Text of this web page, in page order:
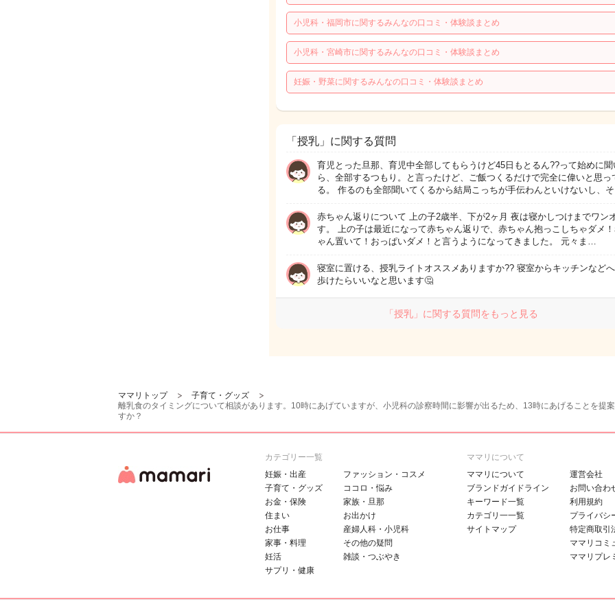
小児科・福岡市に関するみんなの口コミ・体験談まとめ
小児科・宮崎市に関するみんなの口コミ・体験談まとめ
妊娠・野菜に関するみんなの口コミ・体験談まとめ
「授乳」に関する質問
育児とった旦那、育児中全部してもらうけど45日もとるん??って始めに聞
ら、全部するつもり。と言ったけど、ご飯つくるだけで完全に偉いと思っ
る。 作るのも全部聞いてくるから結局こっちが手伝わんといけないし、
赤ちゃん返りについて 上の子2歳半、下が2ヶ月 夜は寝かしつけまでワン
す。 上の子は最近になって赤ちゃん返りで、赤ちゃん抱っこしちゃダメ
ゃん置いて！おっぱいダメ！と言うようになってきました。 元々ま…
寝室に置ける、授乳ライトオススメありますか?? 寝室からキッチンなど
歩けたらいいなと思います🤔
「授乳」に関する質問をもっと見る
ママリトップ
子育て・グッズ
離乳食のタイミングについて相談があります。10時にあげていますが、小児科の診察時間に影響が出るため、13時にあげることを提
すか？
カテゴリー一覧
妊娠・出産
子育て・グッズ
お金・保険
住まい
お仕事
家事・料理
妊活
サプリ・健康
ファッション・コスメ
ココロ・悩み
家族・旦那
お出かけ
産婦人科・小児科
その他の疑問
雑談・つぶやき
ママリについて
ママリについて
ブランドガイドライン
キーワード一覧
カテゴリ一一覧
サイトマップ
運営会社
お問い合わ
利用規約
プライバシ
特定商取引
ママリコミ
ママリプレ